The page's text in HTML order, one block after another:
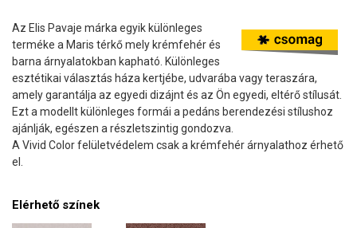
Az Elis Pavaje márka egyik különleges
terméke a Maris térkő mely krémfehér és
barna árnyalatokban kapható. Különleges
esztétikai választás háza kertjébe, udvarába vagy teraszára,
amely garantálja az egyedi dizájnt és az Ön egyedi, eltérő stílusát.
Ezt a modellt különleges formái a pedáns berendezési stílushoz
ajánlják, egészen a részletszintig gondozva.
A Vivid Color felületvédelem csak a krémfehér árnyalathoz érhető
el.
Elérhető színek